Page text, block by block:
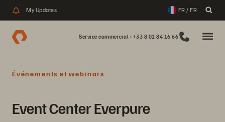
My Updates FR / FR
Service commercial : +33 8 01 84 16 66
Événements et webinars
Event Center Everpure